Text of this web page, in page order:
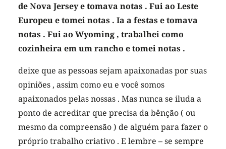
de Nova Jersey e tomava notas . Fui ao Leste
Europeu e tomei notas . Ia a festas e tomava
notas . Fui ao Wyoming , trabalhei como
cozinheira em um rancho e tomei notas .
deixe que as pessoas sejam apaixonadas por suas
opiniões , assim como eu e você somos
apaixonados pelas nossas . Mas nunca se iluda a
ponto de acreditar que precisa da bênção ( ou
mesmo da compreensão ) de alguém para fazer o
próprio trabalho criativo . E lembre – se sempre